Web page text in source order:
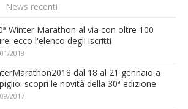
News recenti
Winter Marathon al via con oltre 100
ecco l'elenco degli iscritti
2018
dal 18 al 21 gennaio a
scopri le novità della 30ª edizione
2017